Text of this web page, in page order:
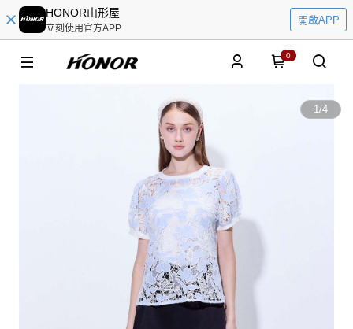
HONOR山形屋
立刻使用官方APP
開啟APP
0
1/4